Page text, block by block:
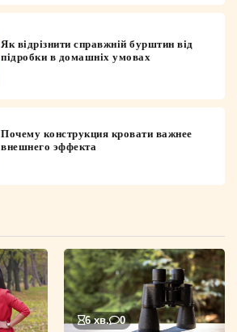
Як відрізнити справжній бурштин від
підробки в домашніх умовах
Почему конструкция кровати важнее
внешнего эффекта
6 хв. 0